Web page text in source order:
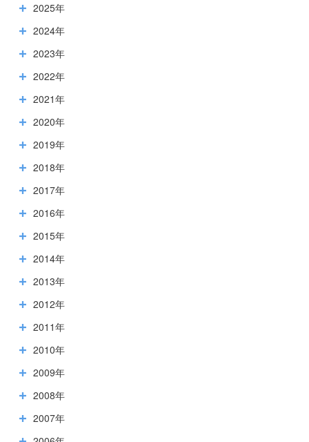
2025年
2024年
2023年
2022年
2021年
2020年
2019年
2018年
2017年
2016年
2015年
2014年
2013年
2012年
2011年
2010年
2009年
2008年
2007年